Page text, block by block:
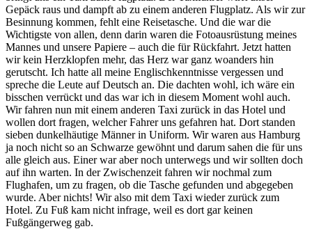
Gepäck raus und dampft ab zu einem anderen Flugplatz. Als wir zur
Besinnung kommen, fehlt eine Reisetasche. Und die war die
Wichtigste von allen, denn darin waren die Fotoausrüstung meines
Mannes und unsere Papiere – auch die für Rückfahrt. Jetzt hatten
wir kein Herzklopfen mehr, das Herz war ganz woanders hin
gerutscht. Ich hatte all meine Englischkenntnisse vergessen und
spreche die Leute auf Deutsch an. Die dachten wohl, ich wäre ein
bisschen verrückt und das war ich in diesem Moment wohl auch.
Wir fahren nun mit einem anderen Taxi zurück in das Hotel und
wollen dort fragen, welcher Fahrer uns gefahren hat. Dort standen
sieben dunkelhäutige Männer in Uniform. Wir waren aus Hamburg
ja noch nicht so an Schwarze gewöhnt und darum sahen die für uns
alle gleich aus. Einer war aber noch unterwegs und wir sollten doch
auf ihn warten. In der Zwischenzeit fahren wir nochmal zum
Flughafen, um zu fragen, ob die Tasche gefunden und abgegeben
wurde. Aber nichts! Wir also mit dem Taxi wieder zurück zum
Hotel. Zu Fuß kam nicht infrage, weil es dort gar keinen
Fußgängerweg gab.